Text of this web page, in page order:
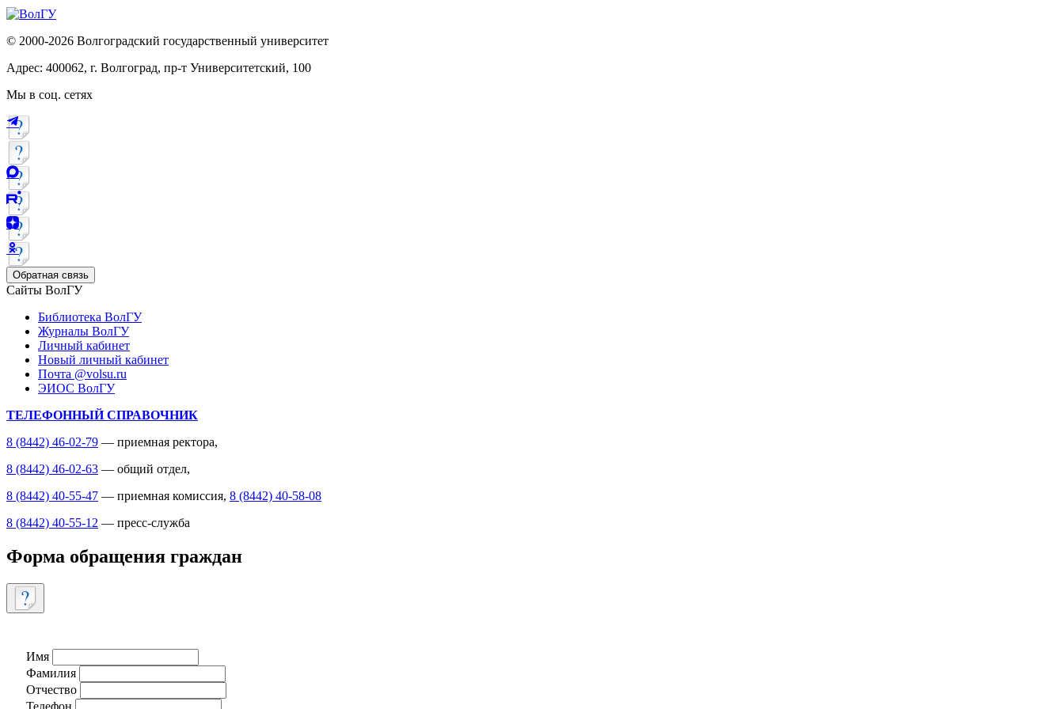
© 2000-2026 Волгоградский государственный университет
Адрес: 400062, г. Волгоград, пр-т Университетский, 100
Мы в соц. сетях
Обратная связь
Сайты ВолГУ
Библиотека ВолГУ
Журналы ВолГУ
Личный кабинет
Новый личный кабинет
Почта @volsu.ru
ЭИОС ВолГУ
ТЕЛЕФОННЫЙ СПРАВОЧНИК
8 (8442) 46-02-79 — приемная ректора,
8 (8442) 46-02-63 — общий отдел,
8 (8442) 40-55-47 — приемная комиссия, 8 (8442) 40-58-08
8 (8442) 40-55-12 — пресс-служба
Форма обращения граждан
Имя
Фамилия
Отчество